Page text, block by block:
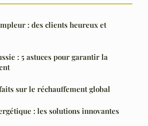
: des clients heureux et
: 5 astuces pour garantir la
sur le réchauffement global
: les solutions innovantes